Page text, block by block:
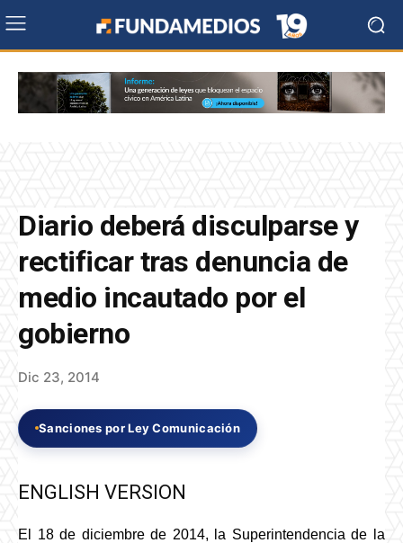
Diario deberá disculparse y
rectificar tras denuncia de
medio incautado por el
gobierno
Dic 23, 2014
Sanciones por Ley Comunicación
ENGLISH VERSION
El 18 de diciembre de 2014, la Superintendencia de la